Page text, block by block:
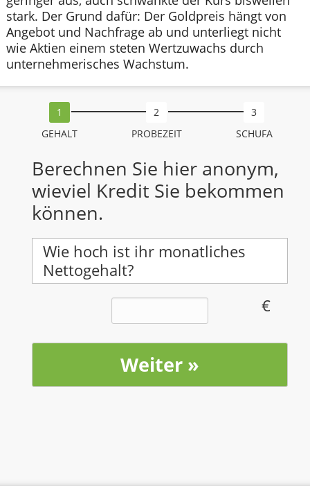
stark. Der Grund dafür: Der Goldpreis hängt von
Angebot und Nachfrage ab und unterliegt nicht
wie Aktien einem steten Wertzuwachs durch
unternehmerisches Wachstum.
GEHALT PROBEZEIT SCHUFA
Berechnen Sie hier anonym,
wieviel Kredit Sie bekommen
können.
Wie hoch ist ihr monatliches
Nettogehalt?